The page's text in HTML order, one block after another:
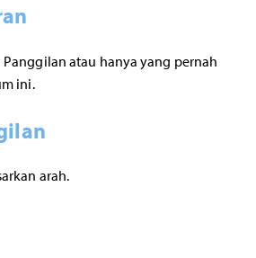
Panggilan atau hanya yang pernah
ini.
arah.